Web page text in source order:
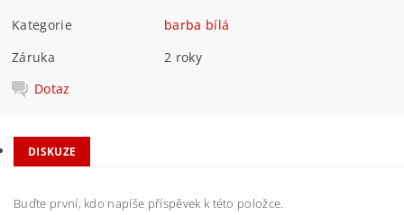
Kategorie
barba bílá
Záruka
2 roky
Dotaz
DISKUZE
Buďte první, kdo napíše příspěvek k této položce.